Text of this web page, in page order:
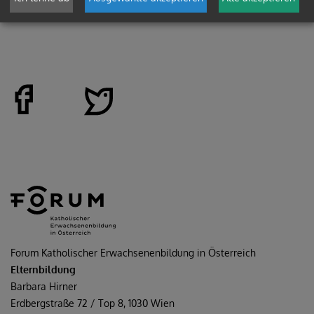
Forum Katholischer Erwachsenenbildung in Österreich
Elternbildung
Barbara Hirner
Erdbergstraße 72 / Top 8, 1030 Wien